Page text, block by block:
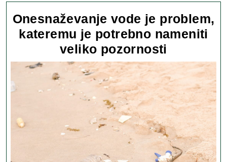
Onesnaževanje vode je problem,
kateremu je potrebno nameniti
veliko pozornosti
vode
je
problem,
kateremu
je
potrebno
nameniti